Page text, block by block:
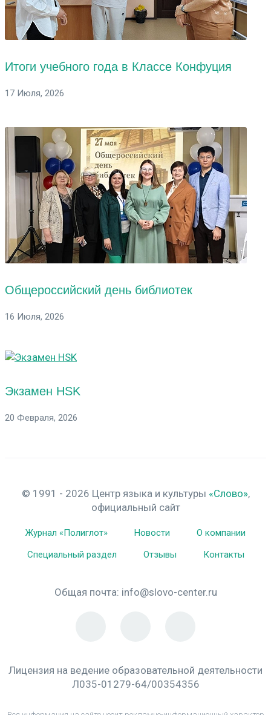
Итоги учебного года в Классе Конфуция
17 Июля, 2026
Общероссийский день библиотек
16 Июля, 2026
Экзамен HSK
20 Февраля, 2026
© 1991 - 2026 Центр языка и культуры «Слово»,
официальный сайт
Журнал «Полиглот» Новости
О компании
Специальный раздел
Отзывы Контакты
Общая почта: info@slovo-center.ru
Лицензия на ведение образовательной деятельности
Л035-01279-64/00354356